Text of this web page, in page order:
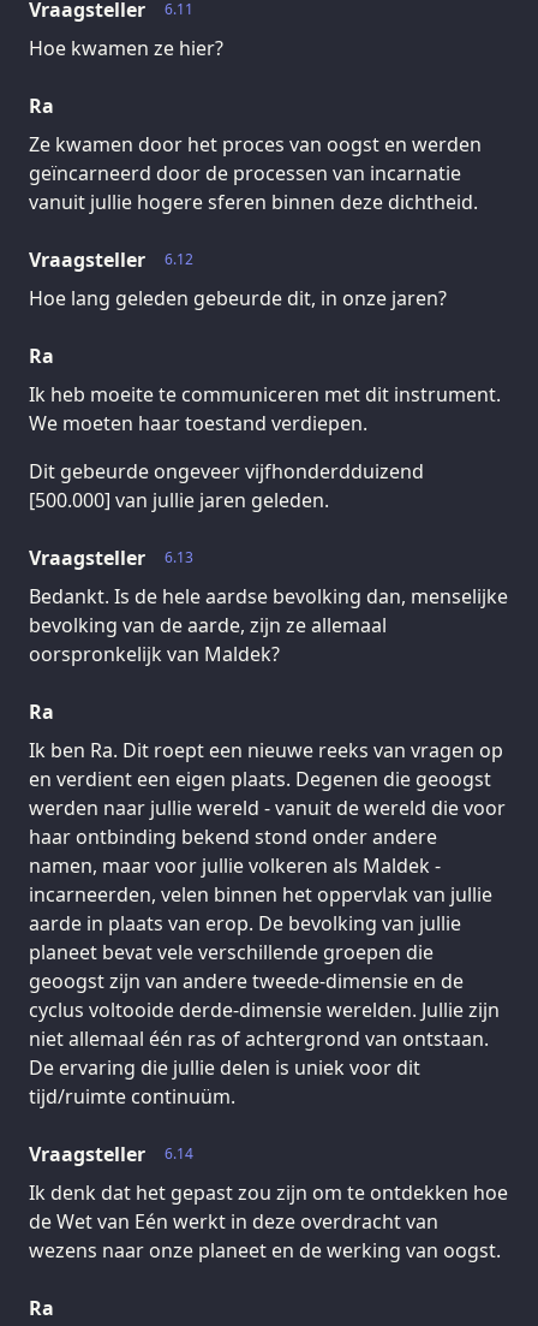
6.11
Vraagsteller
Hoe kwamen ze hier?
Ra
Ze kwamen door het proces van oogst en werden
geïncarneerd door de processen van incarnatie
vanuit jullie hogere sferen binnen deze dichtheid.
6.12
Vraagsteller
Hoe lang geleden gebeurde dit, in onze jaren?
Ra
Ik heb moeite te communiceren met dit instrument.
We moeten haar toestand verdiepen.
Dit gebeurde ongeveer vijfhonderdduizend
[500.000] van jullie jaren geleden.
6.13
Vraagsteller
Bedankt. Is de hele aardse bevolking dan, menselijke
bevolking van de aarde, zijn ze allemaal
oorspronkelijk van Maldek?
Ra
Ik ben Ra. Dit roept een nieuwe reeks van vragen op
en verdient een eigen plaats. Degenen die geoogst
werden naar jullie wereld - vanuit de wereld die voor
haar ontbinding bekend stond onder andere
namen, maar voor jullie volkeren als Maldek -
incarneerden, velen binnen het oppervlak van jullie
aarde in plaats van erop. De bevolking van jullie
planeet bevat vele verschillende groepen die
geoogst zijn van andere tweede-dimensie en de
cyclus voltooide derde-dimensie werelden. Jullie zijn
niet allemaal één ras of achtergrond van ontstaan.
De ervaring die jullie delen is uniek voor dit
tijd/ruimte continuüm.
6.14
Vraagsteller
Ik denk dat het gepast zou zijn om te ontdekken hoe
de Wet van Eén werkt in deze overdracht van
wezens naar onze planeet en de werking van oogst.
Ra